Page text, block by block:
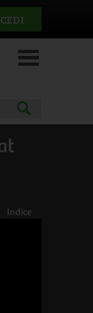
Indice